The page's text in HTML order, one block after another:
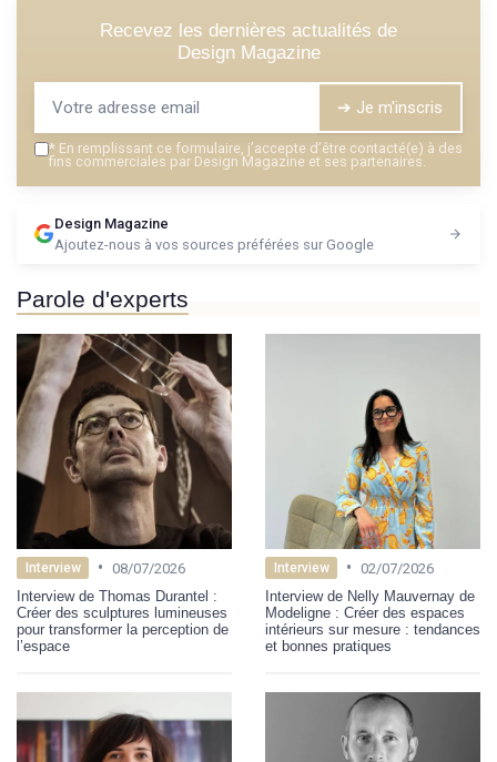
Recevez les dernières actualités de
Design Magazine
➔ Je m'inscris
* En remplissant ce formulaire, j’accepte d’être contacté(e) à des
fins commerciales par Design Magazine et ses partenaires.
Design Magazine
Ajoutez-nous à vos sources préférées sur Google
Parole d'experts
Interview • 08/07/2026
Interview de Thomas Durantel :
Créer des sculptures lumineuses
pour transformer la perception de
l’espace
Interview • 02/07/2026
Interview de Nelly Mauvernay de
Modeligne : Créer des espaces
intérieurs sur mesure : tendances
et bonnes pratiques